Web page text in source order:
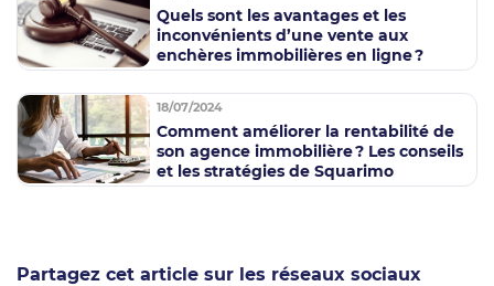
Quels sont les avantages et les
inconvénients d’une vente aux
enchères immobilières en ligne ?
18/07/2024
Comment améliorer la rentabilité de
son agence immobilière ? Les conseils
et les stratégies de Squarimo
Partagez cet article sur les réseaux sociaux